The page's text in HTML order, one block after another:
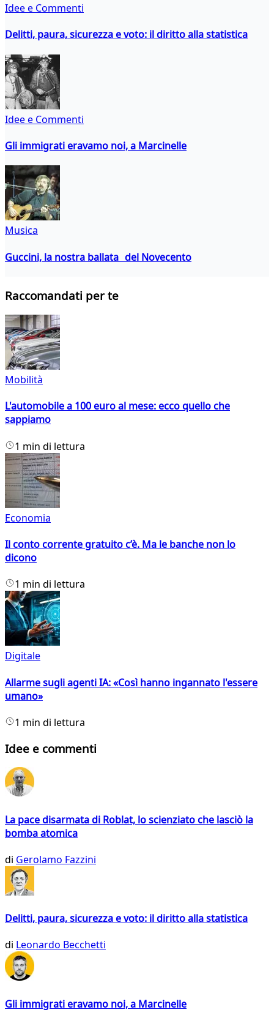
Idee e Commenti
Delitti, paura, sicurezza e voto: il diritto alla statistica
Idee e Commenti
Gli immigrati eravamo noi, a Marcinelle
Musica
Guccini, la nostra ballata del Novecento
Raccomandati per te
Mobilità
L'automobile a 100 euro al mese: ecco quello che
sappiamo
1 min di lettura
Economia
Il conto corrente gratuito c’è. Ma le banche non lo
dicono
1 min di lettura
Digitale
Allarme sugli agenti IA: «Così hanno ingannato l'essere
umano»
1 min di lettura
Idee e commenti
La pace disarmata di Roblat, lo scienziato che lasciò la
bomba atomica
di Gerolamo Fazzini
Delitti, paura, sicurezza e voto: il diritto alla statistica
di Leonardo Becchetti
Gli immigrati eravamo noi, a Marcinelle